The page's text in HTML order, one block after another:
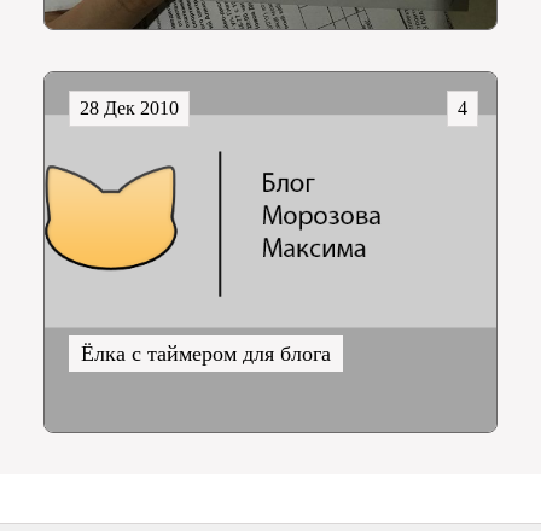
Ёлка с таймером для блога
4
28 Дек 2010